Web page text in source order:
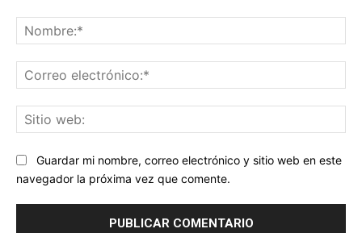
Guardar mi nombre, correo electrónico y sitio web en este
navegador la próxima vez que comente.